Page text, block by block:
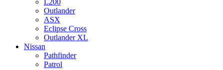
Outlander
ASX
Eclipse Cross
Outlander XL
Nissan
Pathfinder
Patrol